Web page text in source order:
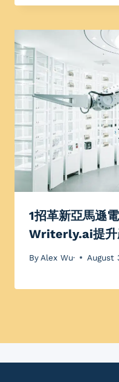
1招革新亞馬遜
Writerly.ai提升
By Alex Wu· August